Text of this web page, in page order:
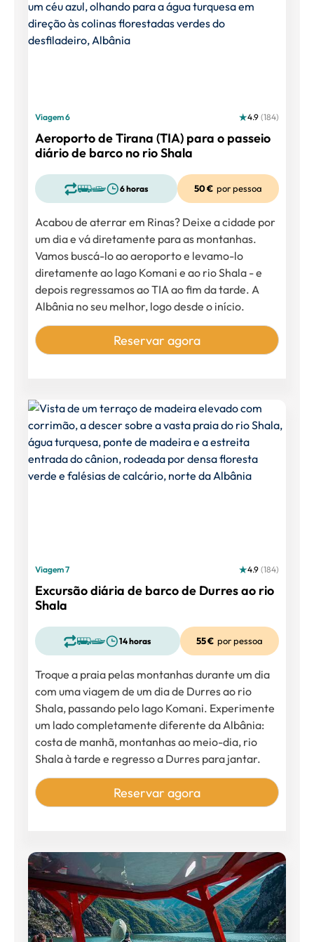
Viagem 6 4.9 (184)
Aeroporto de Tirana (TIA) para o passeio
diário de barco no rio Shala
6 horas 50 € por pessoa
Acabou de aterrar em Rinas? Deixe a cidade por
um dia e vá diretamente para as montanhas.
Vamos buscá-lo ao aeroporto e levamo-lo
diretamente ao lago Komani e ao rio Shala - e
depois regressamos ao TIA ao fim da tarde. A
Albânia no seu melhor, logo desde o início.
Reservar agora
Viagem 7 4.9 (184)
Excursão diária de barco de Durres ao rio
Shala
14 horas 55 € por pessoa
Troque a praia pelas montanhas durante um dia
com uma viagem de um dia de Durres ao rio
Shala, passando pelo lago Komani. Experimente
um lado completamente diferente da Albânia:
costa de manhã, montanhas ao meio-dia, rio
Shala à tarde e regresso a Durres para jantar.
Reservar agora